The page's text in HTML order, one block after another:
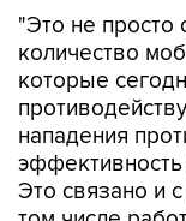
"Это не
количество
которые
нападения
Это связано и